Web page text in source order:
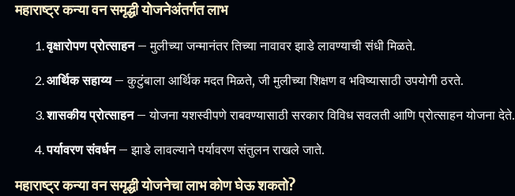
महाराष्ट्र कन्या वन समृद्धी योजनेअंतर्गत लाभ
वृक्षारोपण प्रोत्साहन– मुलीच्या जन्मानंतर तिच्या नावावर झाडे लावण्याची संधी मिळते.
आर्थिक सहाय्य– कुटुंबाला आर्थिक मदत मिळते, जी मुलीच्या शिक्षण व भविष्यासाठी उपयोगी ठरते.
शासकीय प्रोत्साहन– योजना यशस्वीपणे राबवण्यासाठी सरकार विविध सवलती आणि प्रोत्साहन योजना देते.
पर्यावरण संवर्धन– झाडे लावल्याने पर्यावरण संतुलन राखले जाते.
महाराष्ट्र कन्या वन समृद्धी योजनेचा लाभ कोण घेऊ शकतो?